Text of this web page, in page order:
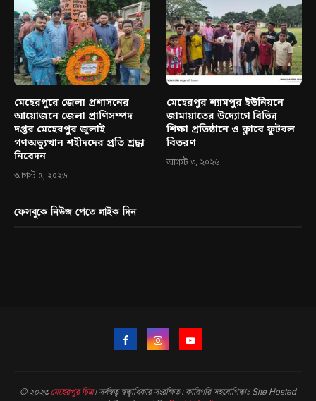
মেহেরপুরে জেলা প্রশাসনের
আয়োজনে জেলা প্রাণিসম্পদ
দপ্তর মেহেরপুর জুলাই
গণঅভ্যুত্থান শহীদদের প্রতি শ্রদ্ধা
নিবেদন
আগস্ট ৫, ২০২৬
মেহেরপুর শ্যামপুর ইউনিয়নে
জামায়াতের উদ্যোগে বিভিন্ন
শিক্ষা প্রতিষ্ঠানে ও ক্লাবে ফুটবল
বিতরণ
আগস্ট ৩, ২০২৬
ফেসবুকে নিউজ পেতে লাইক দিন
© ২০২৩মেহেরপুর চিত্র। সর্বস্বত্ব স্বত্বাধিকার সংরক্ষিত। কারিগরি সহযোগিতাঃ Site Hosted